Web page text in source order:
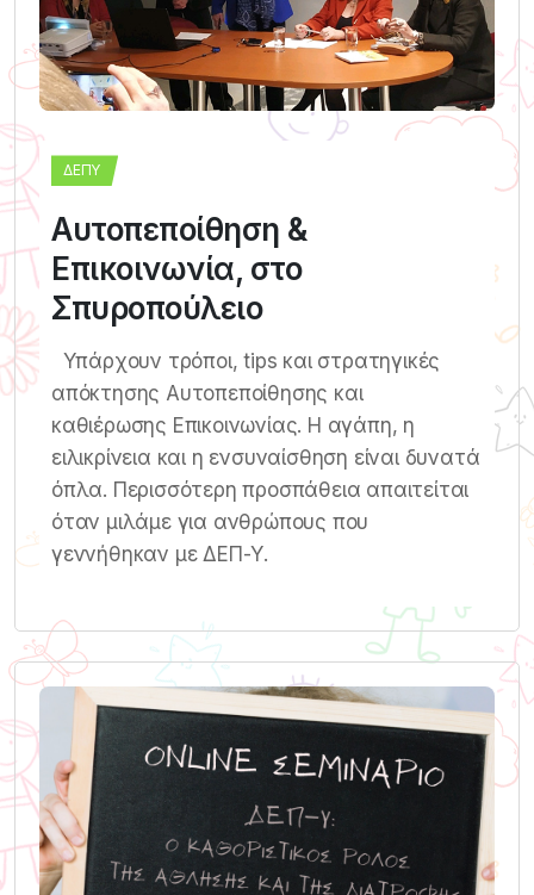
ΔΕΠΥ
Αυτοπεποίθηση &
Επικοινωνία, στο
Σπυροπούλειο
Υπάρχουν τρόποι, tips και στρατηγικές
απόκτησης Αυτοπεποίθησης και
καθιέρωσης Επικοινωνίας. Η αγάπη, η
ειλικρίνεια και η ενσυναίσθηση είναι δυνατά
όπλα. Περισσότερη προσπάθεια απαιτείται
όταν μιλάμε για ανθρώπους που
γεννήθηκαν με ΔΕΠ-Υ.